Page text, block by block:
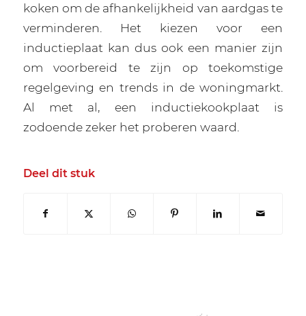
koken om de afhankelijkheid van aardgas te
verminderen. Het kiezen voor een
inductieplaat kan dus ook een manier zijn
om voorbereid te zijn op toekomstige
regelgeving en trends in de woningmarkt.
Al met al, een inductiekookplaat is
zodoende zeker het proberen waard.
Deel dit stuk